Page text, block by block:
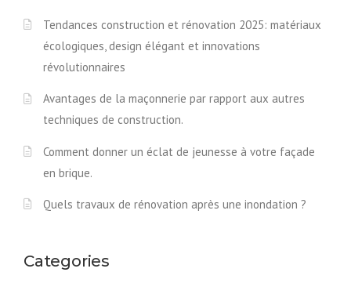
Tendances construction et rénovation 2025: matériaux
écologiques, design élégant et innovations
révolutionnaires
Avantages de la maçonnerie par rapport aux autres
techniques de construction.
Comment donner un éclat de jeunesse à votre façade
en brique.
Quels travaux de rénovation après une inondation ?
Categories